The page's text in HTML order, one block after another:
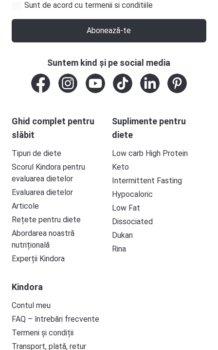
Sunt de acord cu termenii si conditiile
Abonează-te
Ghid complet pentru
slăbit
Tipuri de diete
Scorul Kindora pentru
evaluarea dietelor
Evaluarea dietelor
Articole
Rețete pentru diete
Abordarea noastră
nutrițională
Experții Kindora
Suplimente pentru
diete
Low carb High Protein
Keto
Intermittent Fasting
Hypocaloric
Low Fat
Dissociated
Dukan
Rina
Kindora
Contul meu
FAQ – întrebări frecvente
Termeni și condiții
Transport, plată, retur
Suntem kind și pe social media